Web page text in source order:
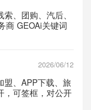
、团购、汽后、
商 GEOAi关键词
2026/06/12
盟、APP下载、旅
，可签框，对公开